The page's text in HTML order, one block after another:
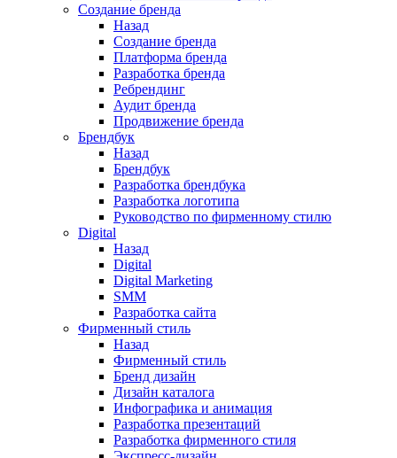
Создание бренда
Назад
Создание бренда
Платформа бренда
Разработка бренда
Ребрендинг
Аудит бренда
Продвижение бренда
Брендбук
Назад
Брендбук
Разработка брендбука
Разработка логотипа
Руководство по фирменному стилю
Digital
Назад
Digital
Digital Marketing
SMM
Разработка сайта
Фирменный стиль
Назад
Фирменный стиль
Бренд дизайн
Дизайн каталога
Инфографика и анимация
Разработка презентаций
Разработка фирменного стиля